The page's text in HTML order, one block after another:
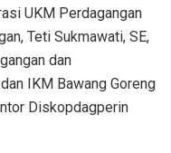
UKM Perdagangan
Teti Sukmawati, SE,
dan
IKM Bawang Goreng
Diskopdagperin